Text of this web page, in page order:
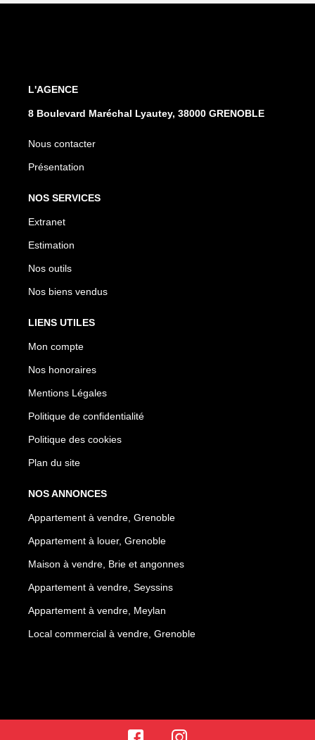
L'AGENCE
8 Boulevard Maréchal Lyautey, 38000 GRENOBLE
Nous contacter
Présentation
NOS SERVICES
Extranet
Estimation
Nos outils
Nos biens vendus
LIENS UTILES
Mon compte
Nos honoraires
Mentions Légales
Politique de confidentialité
Politique des cookies
Plan du site
NOS ANNONCES
Appartement à vendre, Grenoble
Appartement à louer, Grenoble
Maison à vendre, Brie et angonnes
Appartement à vendre, Seyssins
Appartement à vendre, Meylan
Local commercial à vendre, Grenoble